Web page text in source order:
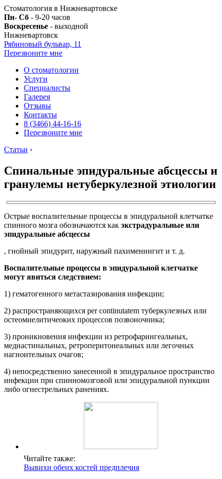
Стоматология в Нижневартовске
Пн- Сб - 9-20 часов
Воскресенье - выходной
Нижневартовск
Рябиновый бульвар, 11
Перезвоните мне
О стоматологии
Услуги
Специалисты
Галерея
Отзывы
Контакты
8 (3466) 44-16-16
Перезвоните мне
Статьи ›
Спинальные эпидуральные абсцессы и
гранулемы нетуберкулезной этиологии
Острые воспалительные процессы в эпидуральной клетчатке
спинного мозга обозначаются как экстрадуральные или
эпидуральные абсцессы
, гнойный эпидурит, наружный пахименингит и т. д.
Воспалительные процессы в эпидуральной клетчатке
могут явиться следствием:
1) гематогенного метастазирования инфекции;
2) распространяющихся per continutatem туберкулезных или
остеомиелитичеоких процессов позвоночника;
3) проникновения инфекции из ретрофарингеальных,
медиастинальных, ретроперитонеальных или легочных
нагноительных очагов;
4) непосредственно занесенной в эпидуральное пространство
инфекции при спинномозговой или эпидуральной пункции
либо огнестрельных ранениях.
Читайте также:
Вывихи обеих костей предплечия